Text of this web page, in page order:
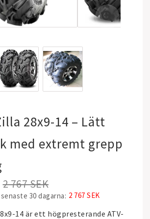
28x9-14 – Lätt
med extremt grepp
2 767 SEK
30 dagarna 2 767 SEK
14 är ett högpresterande ATV-